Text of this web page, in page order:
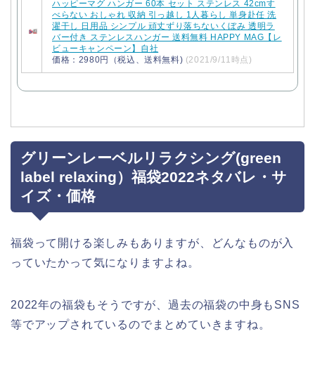
ハッピーマグ ハンガー 60本 セット ステンレス 42cmす
べらない おしゃれ 収納 引っ越し 1人暮らし 単身赴任 洗
濯干し 日用品 シンプル 頑丈ずり落ちないくぼみ 透明ラ
バー付き ステンレスハンガー 送料無料 HAPPY MAG【レ
ビューキャンペーン】自社
価格：2980円（税込、送料無料) (2021/9/11時点)
グリーンレーベルリラクシング(green
label relaxing）福袋2022ネタバレ・サ
イズ・価格
福袋って開ける楽しみもありますが、どんなものが入
っていたかって気になりますよね。
2022年の福袋もそうですが、過去の福袋の中身もSNS
等でアップされているのでまとめていきますね。